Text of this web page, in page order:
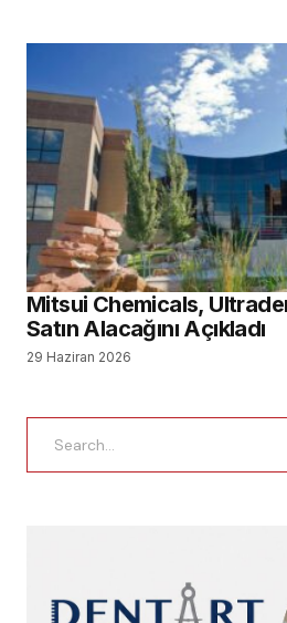
Mitsui Chemicals,
Satın Alacağını Açıkladı
29 Haziran 2026